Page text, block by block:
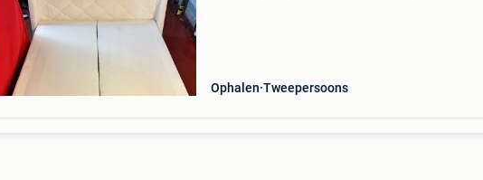
Ophalen Tweepersoons